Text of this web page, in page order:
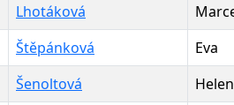
Lhotáková
Štěpánková Eva
Šenoltová